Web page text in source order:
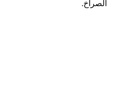
الصراخ.